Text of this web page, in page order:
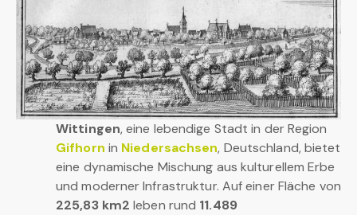
Wittingen, eine lebendige Stadt in der Region
Gifhorn in Niedersachsen, Deutschland, bietet
eine dynamische Mischung aus kulturellem Erbe
und moderner Infrastruktur. Auf einer Fläche von
225,83 km2 leben rund 11.489